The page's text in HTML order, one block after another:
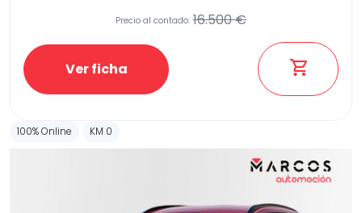
Precio al contado: 16.500 €
Ver ficha
100% Online KM 0